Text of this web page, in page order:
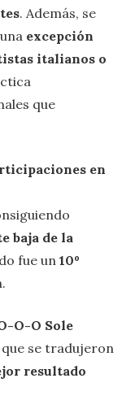
. Además, se
una excepción
italianos o
que
en
baja de la
fue un 10º
O-O Sole
que se tradujeron
resultado